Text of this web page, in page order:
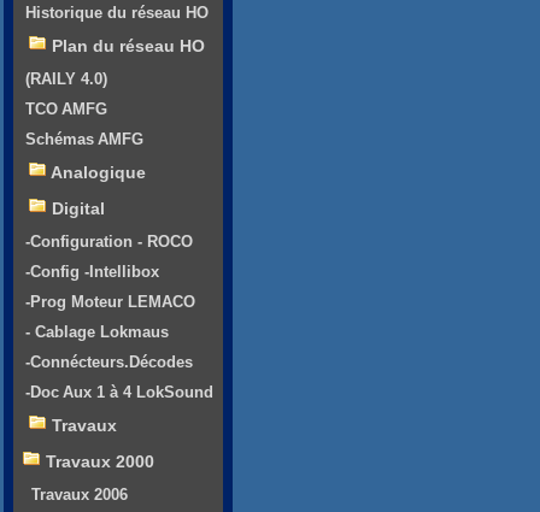
Historique du réseau HO
Plan du réseau HO
(RAILY 4.0)
TCO AMFG
Schémas AMFG
Analogique
Digital
-Configuration - ROCO
-Config -Intellibox
-Prog Moteur LEMACO
- Cablage Lokmaus
-Connécteurs.Décodes
-Doc Aux 1 à 4 LokSound
Travaux
Travaux 2000
Travaux 2006